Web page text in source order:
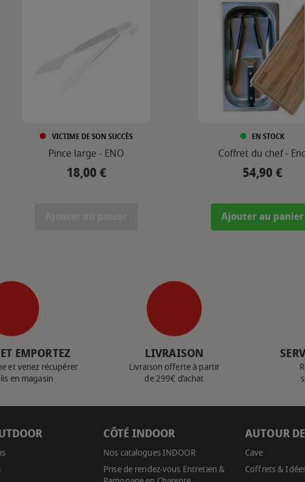
VICTIME DE SON SUCCÈS
Pince large - ENO
Prix
18,00 €
EN STOCK
Coffret du chef -
Prix
54,90 €
Ajouter au panier
EMPORTEZ
et venez récupérer
en magasin
LIVRAISON
Livraison offerte à partir
de 299€ d’achat
CÔTÉ INDOOR
Nos catalogues INDOOR
Prise de rendez-vous Entretien &
AUTOUR
Cave
Coffrets &